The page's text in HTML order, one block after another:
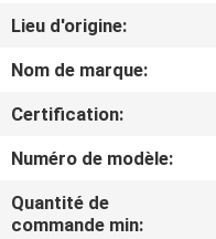
AU
SUJET
NOUS
VISITE
Lieu d'origine:
Nom de marque:
Certification:
Numéro de modèle:
Quantité de
commande min: